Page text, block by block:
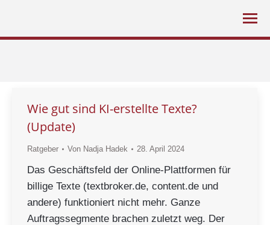
Wie gut sind KI-erstellte Texte?
(Update)
Ratgeber Von Nadja Hadek 28. April 2024
Das Geschäftsfeld der Online-Plattformen für
billige Texte (textbroker.de, content.de und
andere) funktioniert nicht mehr. Ganze
Auftragssegmente brachen zuletzt weg. Der